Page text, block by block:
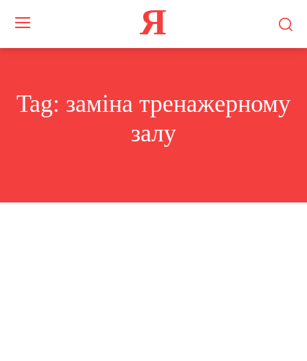
Я
Tag: заміна тренажерному
залу